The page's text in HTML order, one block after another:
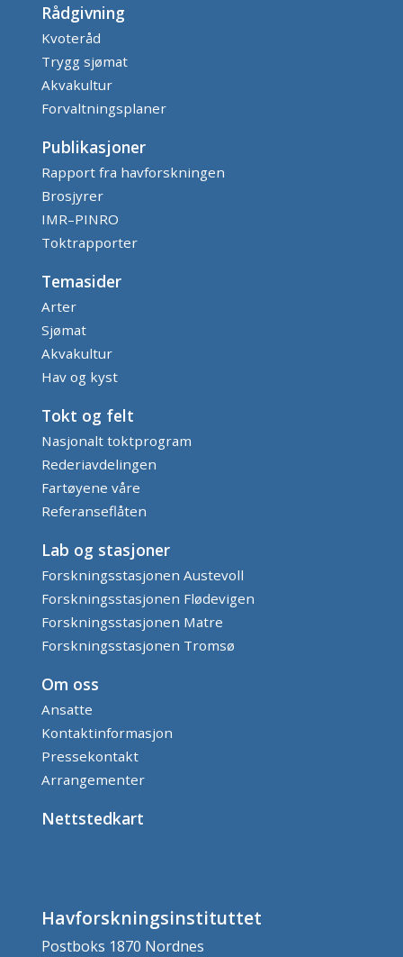
Rådgivning
Kvoteråd
Trygg sjømat
Akvakultur
Forvaltningsplaner
Publikasjoner
Rapport fra havforskningen
Brosjyrer
IMR–PINRO
Toktrapporter
Temasider
Arter
Sjømat
Akvakultur
Hav og kyst
Tokt og felt
Nasjonalt toktprogram
Rederiavdelingen
Fartøyene våre
Referanseflåten
Lab og stasjoner
Forskningsstasjonen Austevoll
Forskningsstasjonen Flødevigen
Forskningsstasjonen Matre
Forskningsstasjonen Tromsø
Om oss
Ansatte
Kontaktinformasjon
Pressekontakt
Arrangementer
Nettstedkart
Havforskningsinstituttet
Postboks 1870 Nordnes